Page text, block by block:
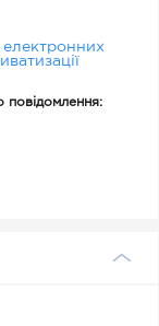
повідомлення: